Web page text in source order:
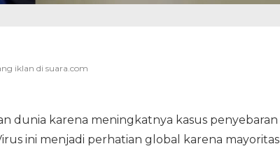
dunia karena meningkatnya kasus penyebaran
ini menjadi perhatian global karena mayoritas